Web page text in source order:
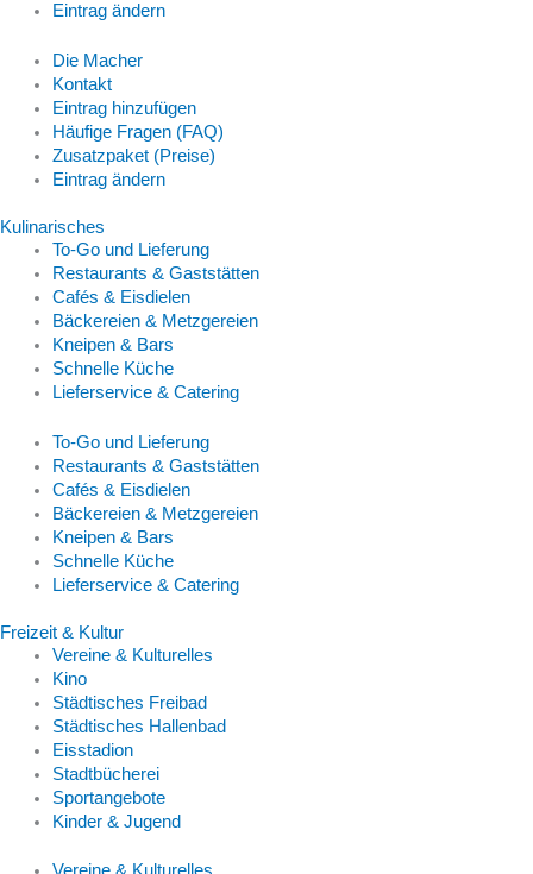
Eintrag ändern
Die Macher
Kontakt
Eintrag hinzufügen
Häufige Fragen (FAQ)
Zusatzpaket (Preise)
Eintrag ändern
Kulinarisches
To-Go und Lieferung
Restaurants & Gaststätten
Cafés & Eisdielen
Bäckereien & Metzgereien
Kneipen & Bars
Schnelle Küche
Lieferservice & Catering
To-Go und Lieferung
Restaurants & Gaststätten
Cafés & Eisdielen
Bäckereien & Metzgereien
Kneipen & Bars
Schnelle Küche
Lieferservice & Catering
Freizeit & Kultur
Vereine & Kulturelles
Kino
Städtisches Freibad
Städtisches Hallenbad
Eisstadion
Stadtbücherei
Sportangebote
Kinder & Jugend